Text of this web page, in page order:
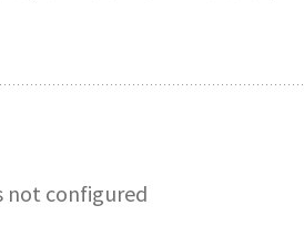
not configured